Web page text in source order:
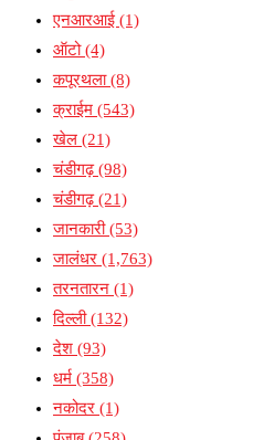
एनआरआई (1)
ऑटो(4)
कपूरथला(8)
क्राईम (543)
खेल (21)
चंडीगढ़(98)
चंडीगढ़(21)
जानकारी(53)
जालंधर (1,763)
तरनतारन (1)
दिल्ली(132)
देश (93)
धर्म (358)
नकोदर (1)